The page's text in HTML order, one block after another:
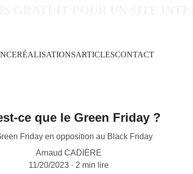
RÉALISATIONSARTICLESCONTACT
ce que le Green Friday ?
Friday en opposition au Black Friday
Arnaud CADIÈRE
11/20/2023
2 min lire